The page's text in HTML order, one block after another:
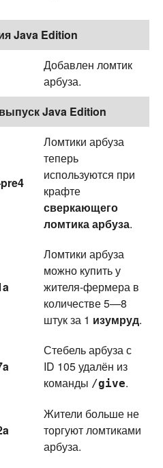
Java Edition
Добавлен ломтик
арбуза.
Java Edition
Ломтики арбуза
теперь
используются при
крафте
сверкающего
ломтика арбуза.
Ломтики арбуза
можно купить у
жителя-фермера в
количестве 5—8
штук за 1 изумруд.
Стебель арбуза с
ID 105 удалён из
команды /give.
Жители больше не
торгуют ломтиками
арбуза.